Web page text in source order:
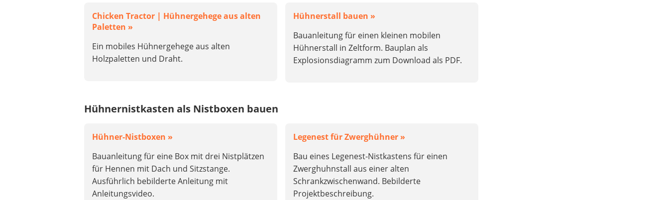
Chicken Tractor | Hühnergehege aus alten
Paletten »
Ein mobiles Hühnergehege aus alten
Holzpaletten und Draht.
Hühnerstall bauen »
Bauanleitung für einen kleinen mobilen
Hühnerstall in Zeltform. Bauplan als
Explosionsdiagramm zum Download als PDF.
Hühnernistkasten als Nistboxen bauen
Hühner-Nistboxen »
Bauanleitung für eine Box mit drei Nistplätzen
für Hennen mit Dach und Sitzstange.
Ausführlich bebilderte Anleitung mit
Anleitungsvideo.
Legenest für Zwerghühner »
Bau eines Legenest-Nistkastens für einen
Zwerghuhnstall aus einer alten
Schrankzwischenwand. Bebilderte
Projektbeschreibung.